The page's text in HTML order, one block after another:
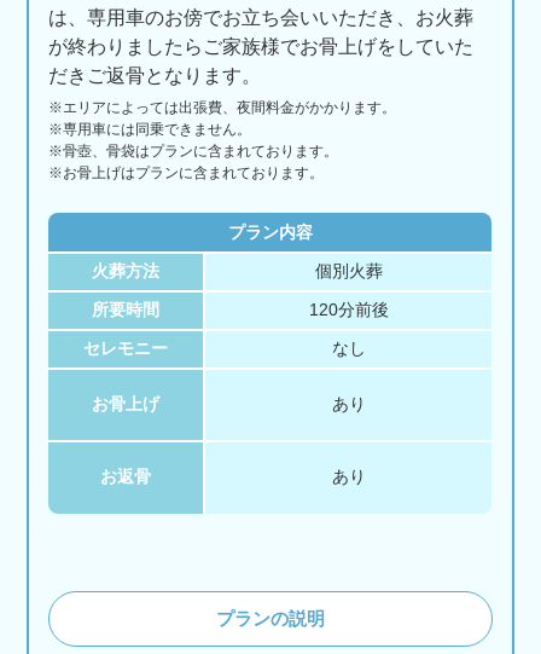
は、専用車のお傍でお立ち会いいただき、お火葬
が終わりましたらご家族様でお骨上げをしていた
だきご返骨となります。
※エリアによっては出張費、夜間料金がかかります。
※専用車には同乗できません。
※骨壺、骨袋はプランに含まれております。
※お骨上げはプランに含まれております。
プラン内容
火葬方法 個別火葬
所要時間 120分前後
セレモニー なし
お骨上げ あり
お返骨 あり
プランの説明